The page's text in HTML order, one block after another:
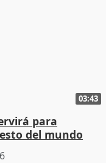
03:43
para
del mundo